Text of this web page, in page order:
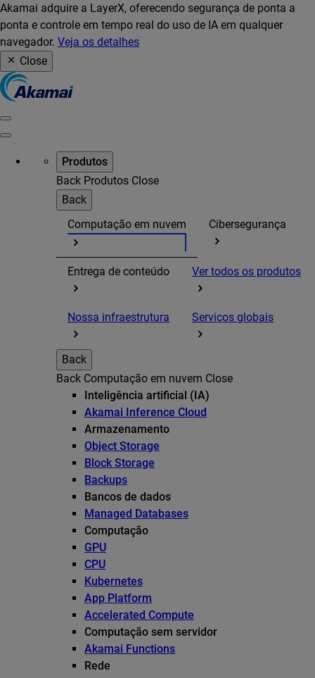
Akamai adquire a LayerX, oferecendo segurança de ponta a
ponta e controle em tempo real do uso de IA em qualquer
navegador. Veja os detalhes
Close
Produtos
Back Produtos Close
Back
Computação em nuvem
Cibersegurança
Entrega de conteúdo Ver todos os produtos
Nossa infraestrutura Serviços globais
Back
Back Computação em nuvem Close
Inteligência artificial (IA)
Akamai Inference Cloud
Armazenamento
Object Storage
Block Storage
Backups
Bancos de dados
Managed Databases
Computação
GPU
CPU
Kubernetes
App Platform
Accelerated Compute
Computação sem servidor
Akamai Functions
Rede